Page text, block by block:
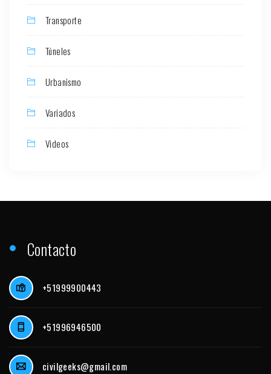
Transporte
Túneles
Urbanismo
Variados
Videos
Contacto
+51999900443
+51996946500
civilgeeks@gmail.com